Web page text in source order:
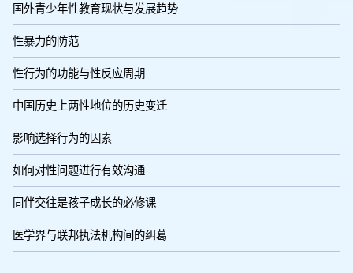
国外青少年性教育现状与发展趋势
性暴力的防范
性行为的功能与性反应周期
中国历史上两性地位的历史变迁
影响选择行为的因素
如何对性问题进行有效沟通
同伴交往是孩子成长的必修课
医学界与联邦执法机构间的纠葛